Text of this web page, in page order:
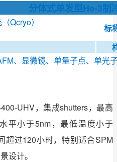
分体式单发型He-3制
Qcryo）
标
、显微镜、单量子点、单光
UHV，集成shutters，最高
平小于5nm，最低温度小于
超过120小时，特别适合SPM
设计。